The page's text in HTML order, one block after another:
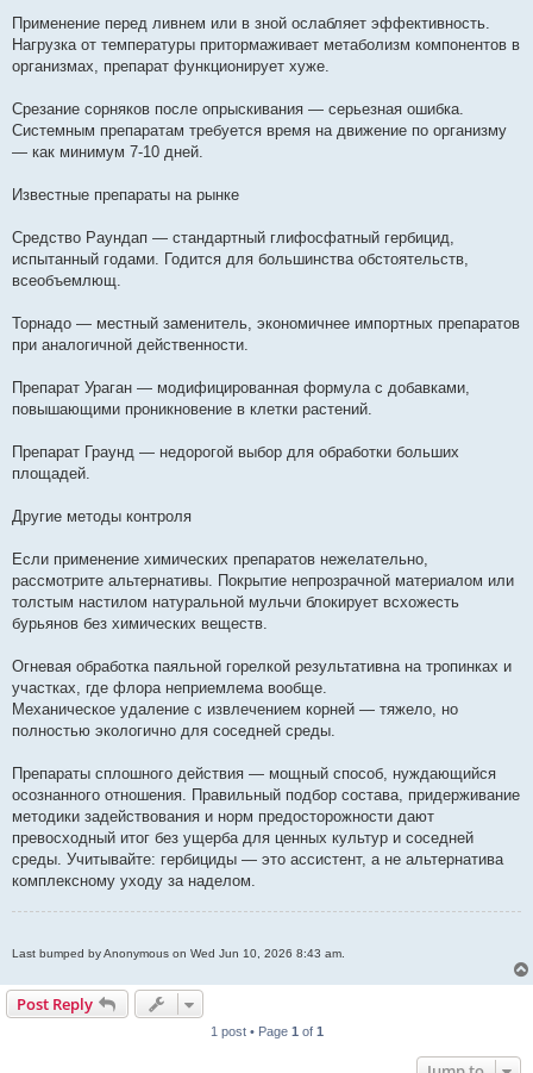
Применение перед ливнем или в зной ослабляет эффективность.
Нагрузка от температуры притормаживает метаболизм компонентов в
организмах, препарат функционирует хуже.
Срезание сорняков после опрыскивания — серьезная ошибка.
Системным препаратам требуется время на движение по организму
— как минимум 7-10 дней.
Известные препараты на рынке
Средство Раундап — стандартный глифосфатный гербицид,
испытанный годами. Годится для большинства обстоятельств,
всеобъемлющ.
Торнадо — местный заменитель, экономичнее импортных препаратов
при аналогичной действенности.
Препарат Ураган — модифицированная формула с добавками,
повышающими проникновение в клетки растений.
Препарат Граунд — недорогой выбор для обработки больших
площадей.
Другие методы контроля
Если применение химических препаратов нежелательно,
рассмотрите альтернативы. Покрытие непрозрачной материалом или
толстым настилом натуральной мульчи блокирует всхожесть
бурьянов без химических веществ.
Огневая обработка паяльной горелкой результативна на тропинках и
участках, где флора неприемлема вообще.
Механическое удаление с извлечением корней — тяжело, но
полностью экологично для соседней среды.
Препараты сплошного действия — мощный способ, нуждающийся
осознанного отношения. Правильный подбор состава, придерживание
методики задействования и норм предосторожности дают
превосходный итог без ущерба для ценных культур и соседней
среды. Учитывайте: гербициды — это ассистент, а не альтернатива
комплексному уходу за наделом.
Last bumped by Anonymous on Wed Jun 10, 2026 8:43 am.
Post Reply
1 post • Page 1 of 1